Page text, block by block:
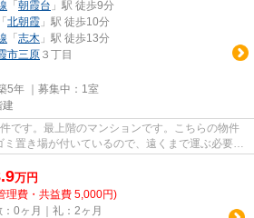
「 朝霞台 」駅 徒歩9分
「 北朝霞 」駅 徒歩10分
「 志木 」駅 徒歩13分
市三原 ３丁目
5年 ｜募集中： 1室
建
です。最上階のマンションです。こちらの物件
置き場が付いているので、遠くまで運ぶ必要が
万円
理費・共益費 5,000円)
：0ヶ月｜礼：2ヶ月